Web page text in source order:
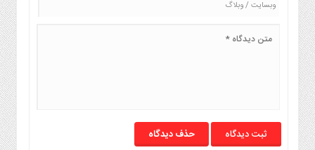
حذف دیدگاه